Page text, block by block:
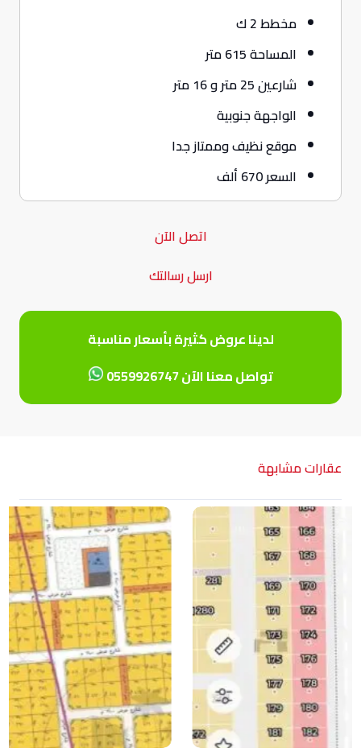
مخطط 2 ك
المساحة 615 متر
شارعين 25 متر و 16 متر
الواجهة جنوبية
موقع نظيف وممتاز جدا
السعر 670 ألف
اتصل الآن
ارسل رسالتك
لدينا عروض كثيرة بأسعار مناسبة
تواصل معنا الآن 0559926747
عقارات مشابهة